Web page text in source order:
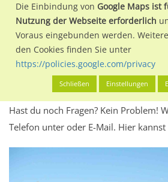
kannst du dich schon vor der
Standort, seine Reichweite und
eventuelle Beschränkungen in den
Werbeinhalten informieren.
Alles klar? Dann findest du direkt im
Buchungdes Standorts.
Hast du noch Fragen? Kein Problem!
Telefon unter oder E-Mail. Hier
Die Einbindung von Google Maps ist
Nutzung der Webseite erforderlich
Voraus eingebunden werden.
den Cookies finden Sie unter
https://policies.google.com/privacy
Schließen Einstellungen